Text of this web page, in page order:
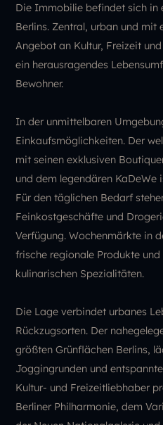
Die Immobilie befindet sich in
Berlins. Zentral, urban und mit
Angebot an Kultur, Freizeit
ein herausragendes
Bewohner.
In der unmittelbaren
Einkaufsmöglichkeiten. Der
mit seinen exklusiven
und dem legendären KaDeWe
Für den täglichen Bedarf
Feinkostgeschäfte und
Verfügung. Wochenmärkte in
frische regionale Produkte
kulinarischen Spezialitäten.
Die Lage verbindet urbanes
Rückzugsorten. Der
größten Grünflächen Berlins,
Joggingrunden und
Kultur- und Freizeitliebhaber
Berliner Philharmonie, dem